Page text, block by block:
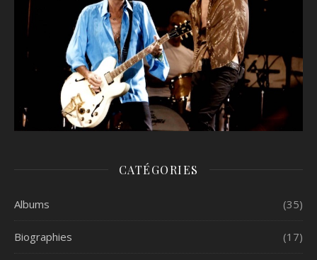
CATÉGORIES
Albums (35)
Biographies (17)